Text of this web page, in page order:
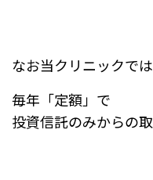
なお当クリニックでは
毎年「定額」で
投資信託のみからの